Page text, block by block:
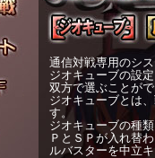
通信対戦専用のシ
ジオキューブの設
双方で選ぶことが
ジオキューブとは
す。
ジオキューブの種
ＰとＳＰが入れ替
ルバスターを中立